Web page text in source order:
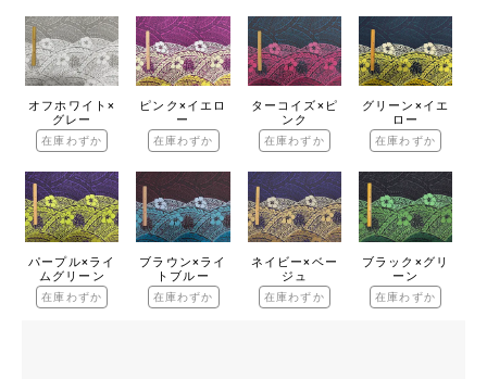
オフホワイト×
グレー
在庫わずか
ピンク×イエロ
ー
在庫わずか
ターコイズ×ピ
ンク
在庫わずか
グリーン×イエ
ロー
在庫わずか
パープル×ライ
ムグリーン
在庫わずか
ブラウン×ライ
トブルー
在庫わずか
ネイビー×ベー
ジュ
在庫わずか
ブラック×グリ
ーン
在庫わずか